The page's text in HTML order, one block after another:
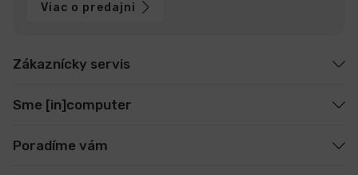
Viac o predajni
Zákaznícky servis
Sme [in]computer
Poradíme vám